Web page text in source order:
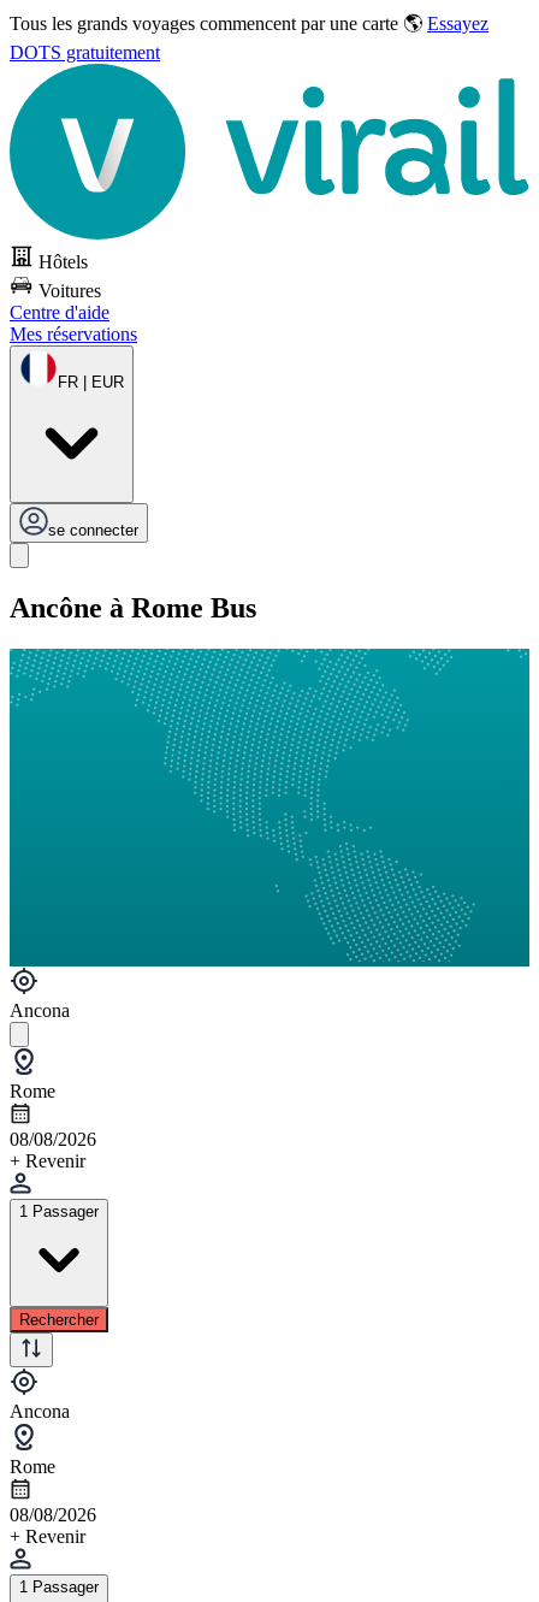
Tous les grands voyages commencent par une carte 🌎 Essayez
DOTS gratuitement
Hôtels
Voitures
Centre d'aide
Mes réservations
FR | EUR
se connecter
Ancône à Rome Bus
Ancona
Rome
08/08/2026
+ Revenir
1 Passager
Rechercher
Ancona
Rome
08/08/2026
+ Revenir
1 Passager